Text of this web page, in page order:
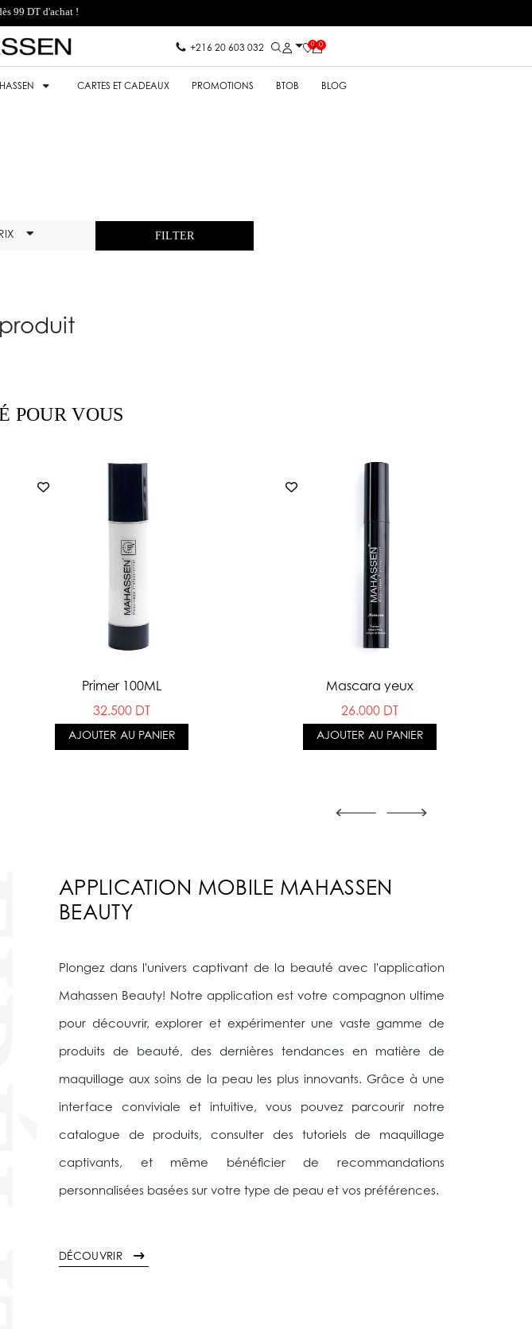
99 DT d'achat !
+216 20 603 032 0 0
CARTES ET CADEAUX PROMOTIONS BTOB BLOG
FILTER
POUR VOUS
Primer 100ML
32.500 DT
AJOUTER AU PANIER
Mascara yeux
26.000 DT
AJOUTER AU PANIER
APPLICATION MOBILE MAHASSEN
BEAUTY
Plongez dans l'univers captivant de la beauté avec l'application
Mahassen Beauty! Notre application est votre compagnon ultime
pour découvrir, explorer et expérimenter une vaste gamme de
produits de beauté, des dernières tendances en matière de
maquillage aux soins de la peau les plus innovants. Grâce à une
interface conviviale et intuitive, vous pouvez parcourir notre
catalogue de produits, consulter des tutoriels de maquillage
captivants, et même bénéficier de recommandations
personnalisées basées sur votre type de peau et vos préférences.
DÉCOUVRIR